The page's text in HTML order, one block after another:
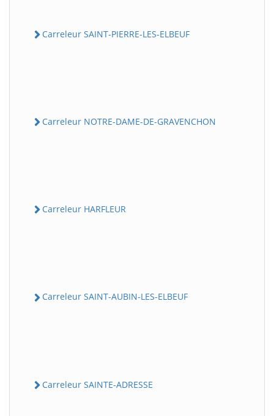
Carreleur SAINT-PIERRE-LES-ELBEUF
Carreleur NOTRE-DAME-DE-GRAVENCHON
Carreleur HARFLEUR
Carreleur SAINT-AUBIN-LES-ELBEUF
Carreleur SAINTE-ADRESSE